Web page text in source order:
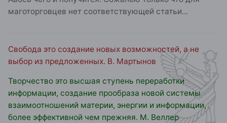
маготорговцев нет соответствующей статьи...
Свобода это создание новых возможностей, а не
выбор из предложенных. В. Мартынов
Творчество это высшая ступень переработки
информации, создание прообраза новой системы
взаимоотношений материи, энергии и информации,
более эффективной чем прежняя. М. Веллер